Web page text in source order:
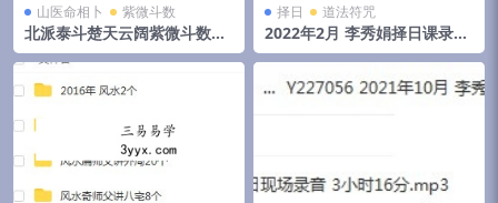
山医命相卜 紫微斗数
北派泰斗楚天云阔紫微斗数自
化高级班课程视频+录音+资料
择日 道法符咒
2022年2月 李秀娟择日课录音
和物品丢失怎么找